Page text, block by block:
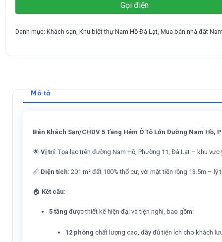
Gọi điện
Danh mục:Khách sạn,Khu biệt thự Nam Hồ Đà Lạt,Mua bán nhà đất
Mô tả
Bán Khách Sạn/CHDV 5 Tầng Hẻm Ô Tô Lớn Đường Nam Hồ,
🌟Vị trí: Tọa lạc trên đường Nam Hồ, Phường 11, Đà Lạt – khu
📏 Diện tích: 201 m² đất 100% thổ cư, với mặt tiền rộng 13.5m –
🏠 Kết cấu:
5 tầng được thiết kế hiện đại và tiện nghi, bao gồm:
12 phòng chất lượng cao, đầy đủ tiện ích cho khách